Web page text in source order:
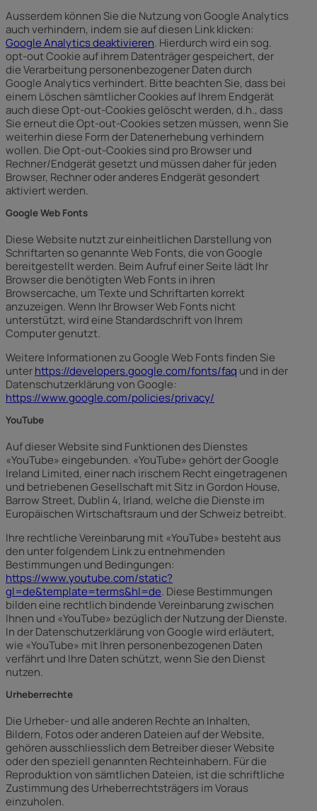
Ausserdem können Sie die Nutzung von Google Analytics
auch verhindern, indem sie auf diesen Link klicken:
Google Analytics deaktivieren. Hierdurch wird ein sog.
opt-out Cookie auf ihrem Datenträger gespeichert, der
die Verarbeitung personenbezogener Daten durch
Google Analytics verhindert. Bitte beachten Sie, dass bei
einem Löschen sämtlicher Cookies auf Ihrem Endgerät
auch diese Opt-out-Cookies gelöscht werden, d.h., dass
Sie erneut die Opt-out-Cookies setzen müssen, wenn Sie
weiterhin diese Form der Datenerhebung verhindern
wollen. Die Opt-out-Cookies sind pro Browser und
Rechner/Endgerät gesetzt und müssen daher für jeden
Browser, Rechner oder anderes Endgerät gesondert
aktiviert werden.
Google Web Fonts
Diese Website nutzt zur einheitlichen Darstellung von
Schriftarten so genannte Web Fonts, die von Google
bereitgestellt werden. Beim Aufruf einer Seite lädt Ihr
Browser die benötigten Web Fonts in ihren
Browsercache, um Texte und Schriftarten korrekt
anzuzeigen. Wenn Ihr Browser Web Fonts nicht
unterstützt, wird eine Standardschrift von Ihrem
Computer genutzt.
Weitere Informationen zu Google Web Fonts finden Sie
unterhttps://developers.google.com/fonts/faq und in der
Datenschutzerklärung von Google:
https://www.google.com/policies/privacy/
YouTube
Auf dieser Website sind Funktionen des Dienstes
«YouTube» eingebunden. «YouTube» gehört der Google
Ireland Limited, einer nach irischem Recht eingetragenen
und betriebenen Gesellschaft mit Sitz in Gordon House,
Barrow Street, Dublin 4, Irland, welche die Dienste im
Europäischen Wirtschaftsraum und der Schweiz betreibt.
Ihre rechtliche Vereinbarung mit «YouTube» besteht aus
den unter folgendem Link zu entnehmenden
Bestimmungen und Bedingungen:
https://www.youtube.com/static?
gl=de&template=terms&hl=de. Diese Bestimmungen
bilden eine rechtlich bindende Vereinbarung zwischen
Ihnen und «YouTube» bezüglich der Nutzung der Dienste.
In der Datenschutzerklärung von Google wird erläutert,
wie «YouTube» mit Ihren personenbezogenen Daten
verfährt und Ihre Daten schützt, wenn Sie den Dienst
nutzen.
Urheberrechte
Die Urheber- und alle anderen Rechte an Inhalten,
Bildern, Fotos oder anderen Dateien auf der Website,
gehören ausschliesslich dem Betreiber dieser Website
oder den speziell genannten Rechteinhabern. Für die
Reproduktion von sämtlichen Dateien, ist die schriftliche
Zustimmung des Urheberrechtsträgers im Voraus
einzuholen.